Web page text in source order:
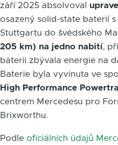
září 2025 absolvoval
osazený solid-state baterií
Stuttgartu do švédského
205 km) na jedno nabití,
baterii zbývala energie na
Baterie byla vyvinuta ve
High Performance
centrem Mercedesu pro
Brixworthu.
Podle oficiálních údajů